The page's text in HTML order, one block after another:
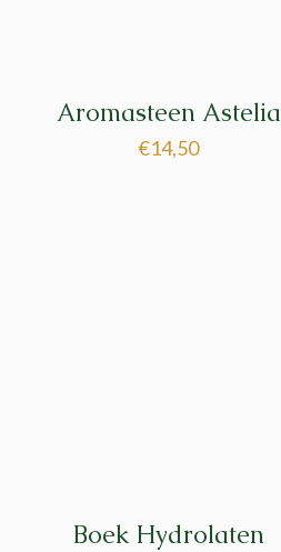
Aromasteen Astelia
€14,50
Boek Hydrolaten